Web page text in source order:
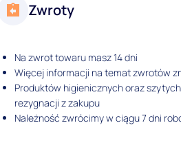
Zwroty
Na zwrot towaru masz 14 dni
Więcej informacji na temat zwrotów
Produktów higienicznych oraz
rezygnacji z zakupu
Należność zwrócimy w ciągu 7 dni